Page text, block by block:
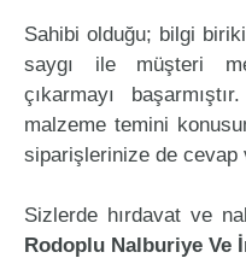
Sahibi olduğu; bilgi
saygı ile müşteri
çıkarmayı
malzeme temini
siparişlerinize de cevap
Sizlerde hırdavat ve
Rodoplu Nalburiye Ve